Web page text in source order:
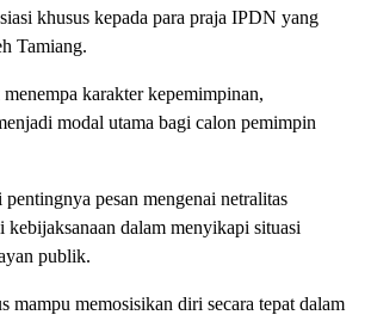
khusus kepada para praja IPDN yang
Tamiang.
karakter kepemimpinan,
modal utama bagi calon pemimpin
pesan mengenai netralitas
dalam menyikapi situasi
publik.
mampu memosisikan diri secara tepat dalam